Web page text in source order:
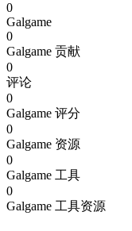
0
Galgame
0
Galgame 贡献
0
评论
0
Galgame 评分
0
Galgame 资源
0
Galgame 工具
0
Galgame 工具资源